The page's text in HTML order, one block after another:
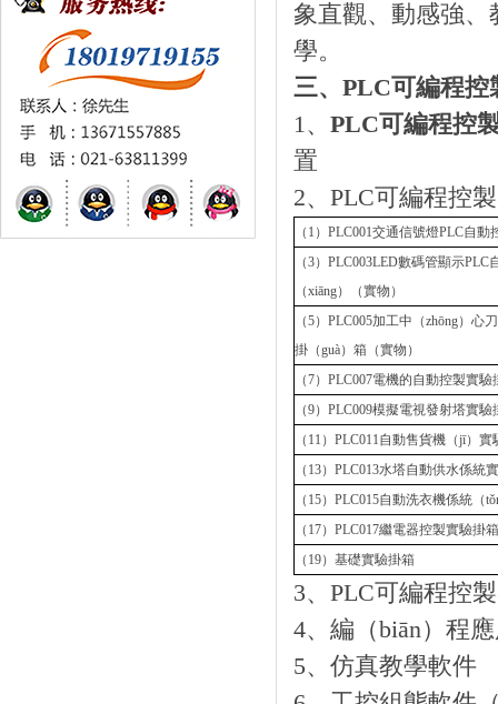
象直觀、動感強
學。
三、PLC可編程控
1、 PLC可編程控
置
2、PLC可編程控
（1）PLC001交通信號燈PLC自
（3）PLC003LED數碼管顯示
（xiāng）（實物）
（5）PLC005加工中（zhōng）
掛（guà）箱（實物）
（7）PLC007電機的自動控製實
（9）PLC009模擬電視發射塔實驗
（11）PLC011自動售貨機（jī）實
（13）PLC013水塔自動供水係統
（15）PLC015自動洗衣機係統（
（17）PLC017繼電器控製實驗掛
（19）基礎實驗掛箱
3、PLC可編程控
4、編（biān）程
5、仿真教學軟件